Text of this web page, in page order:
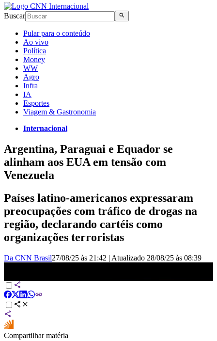
Buscar
Pular para o conteúdo
Ao vivo
Política
Money
WW
Agro
Infra
IA
Esportes
Viagem & Gastronomia
Internacional
Argentina, Paraguai e Equador se
alinham aos EUA em tensão com
Venezuela
Países latino-americanos expressaram
preocupações com tráfico de drogas na
região, declarando cartéis como
organizações terroristas
Da CNN Brasil27/08/25 às 21:42 | Atualizado 28/08/25 às 08:39
Compartilhar matéria